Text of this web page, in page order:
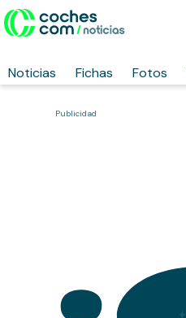
Noticias Fichas Fotos
Publicidad